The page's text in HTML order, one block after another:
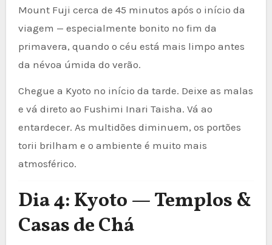
Mount Fuji cerca de 45 minutos após o início da
viagem — especialmente bonito no fim da
primavera, quando o céu está mais limpo antes
da névoa úmida do verão.
Chegue a Kyoto no início da tarde. Deixe as malas
e vá direto ao Fushimi Inari Taisha. Vá ao
entardecer. As multidões diminuem, os portões
torii brilham e o ambiente é muito mais
atmosférico.
Dia 4: Kyoto — Templos &
Casas de Chá